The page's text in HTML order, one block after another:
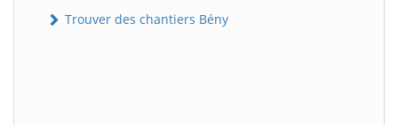
Trouver des chantiers Bény